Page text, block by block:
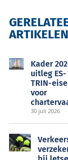
ARTIKELEN
Kader
uitleg ES-
TRIN-
voor
30 juli 2026